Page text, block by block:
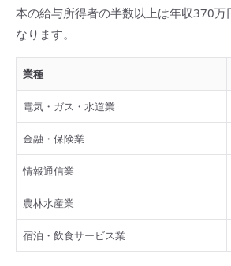
本の給与所得者の半数以上は年収370万
なります。
業種
電気・ガス・水道業
金融・保険業
情報通信業
農林水産業
宿泊・飲食サービス業